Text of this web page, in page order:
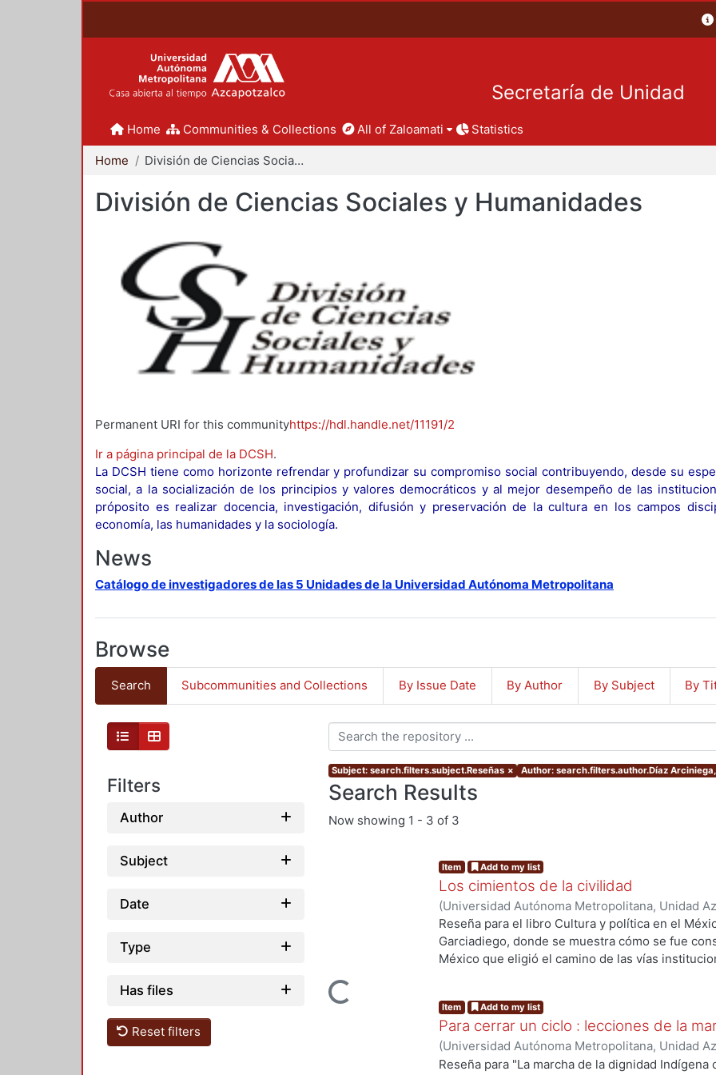
Secretaría de Unidad
Home Communities & Collections All of Zaloamati Statistics
Home División de Ciencias Sociales y Humanidades
División de Ciencias Sociales y Humanidades
Permanent URI for this communityhttps://hdl.handle.net/11191/2
Ir a página principal de la DCSH.
La DCSH tiene como horizonte refrendar y profundizar su compromiso social contribuyendo, desde su
social, a la socialización de los principios y valores democráticos y al mejor desempeño de las
próposito es realizar docencia, investigación, difusión y preservación de la cultura en los campos
economía, las humanidades y la sociología.
News
Catálogo de investigadores de las 5 Unidades de la Universidad Autónoma Metropolitana
Browse
Search Subcommunities and Collections By Issue Date By Author By Subject By
Filters
Author
Subject
Date
Type
Has files
Reset filters
Subject: search.filters.subject.Reseñas × Author: search.filters.author.Díaz
Search Results
Now showing 1 - 3 of 3
Loading...
Item Add to my list
Los cimientos de la civilidad
(Universidad Autónoma Metropolitana, Unidad
Sociales y Humanidades, Departamento de
Víctor
Reseña para el libro Cultura y política en el
Garciadiego, donde se muestra cómo se fue
México que eligió el camino de las vías
Item Add to my list
Para cerrar un ciclo : lecciones de la
(Universidad Autónoma Metropolitana, Unidad
Sociales y Humanidades, Departamento de
Reseña para "La marcha de la dignidad